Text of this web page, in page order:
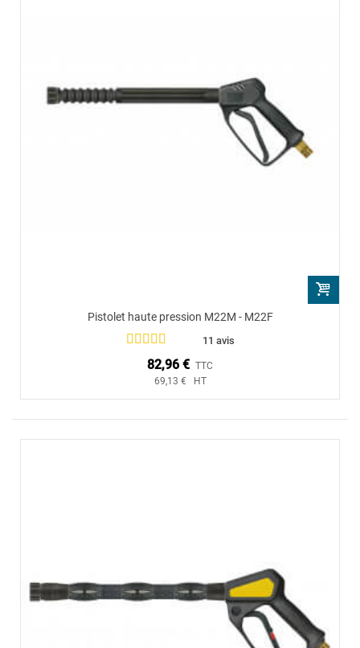
Pistolet haute pression M22M - M22F
11 avis
82,96 € TTC
69,13 € HT